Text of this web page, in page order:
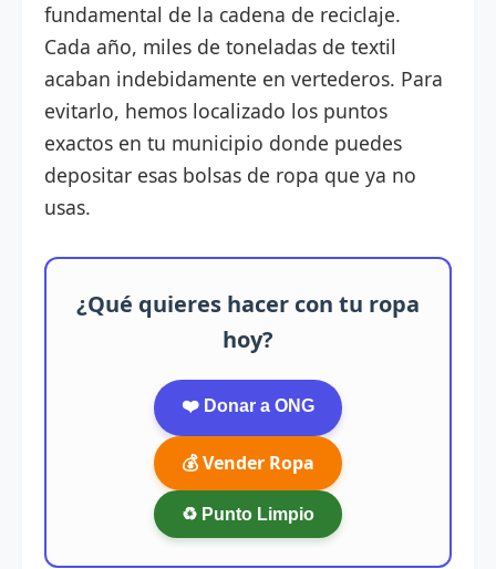
fundamental de la cadena de reciclaje.
Cada año, miles de toneladas de textil
acaban indebidamente en vertederos. Para
evitarlo, hemos localizado los puntos
exactos en tu municipio donde puedes
depositar esas bolsas de ropa que ya no
usas.
¿Qué quieres hacer con tu ropa
hoy?
❤️ Donar a ONG
💰 Vender Ropa
♻️ Punto Limpio